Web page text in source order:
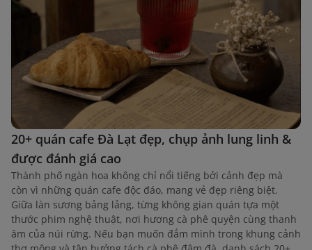
20+ quán cafe Đà Lạt đẹp, chụp ảnh lung linh &
được đánh giá cao
Thành phố ngàn hoa không chỉ nổi tiếng bởi cảnh đẹp mà
còn vì những quán cafe độc đáo, mang vẻ đẹp riêng biệt.
Giữa làn sương bảng lảng, từng không gian quán tựa một
thước phim nghệ thuật, nơi hương cà phê quyện cùng thanh
âm của núi rừng. Nếu bạn muốn đắm mình trong khung cảnh